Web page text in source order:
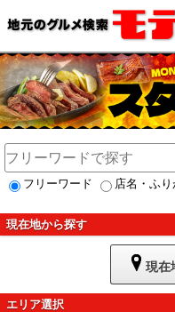
フリーワード 店名・ふり
現在地から探す
現在
エリア選択